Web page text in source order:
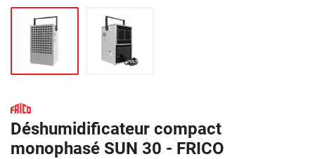
Déshumidificateur compact
monophasé SUN 30 - FRICO